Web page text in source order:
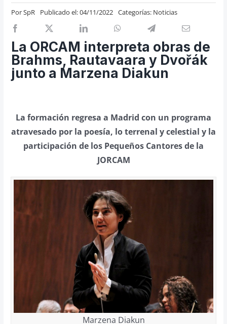
Entrevistas
Recomendación
Cosas de Beckmesser
Nosotros y privacidad
Buscar:
PorSpR Publicado el: 04/11/2022 Categorías: Noticias
La ORCAM interpreta obras de
Brahms, Rautavaara y Dvořák
junto a Marzena Diakun
La formación regresa a Madrid con un programa
atravesado por la poesía, lo terrenal y celestial y la
participación de los Pequeños Cantores de la
JORCAM
Marzena Diakun